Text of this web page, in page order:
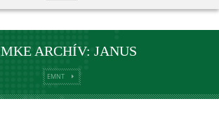
ARCHÍV: JANUS
EMNT